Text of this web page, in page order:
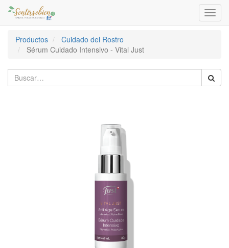
Productos
Cuidado del Rostro
Sérum Cuidado Intensivo - Vital Just